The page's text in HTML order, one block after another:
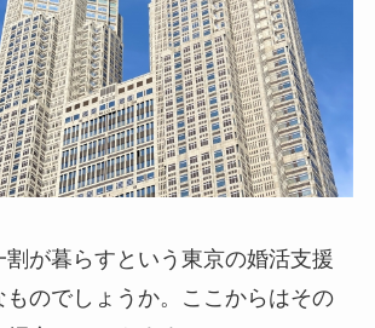
割が暮らすという東京の婚活支援
ものでしょうか。ここからはその